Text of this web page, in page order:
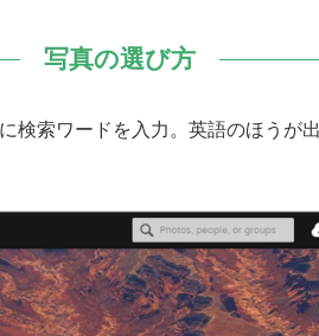
写真の選び方
検索ワードを入力。英語のほうが